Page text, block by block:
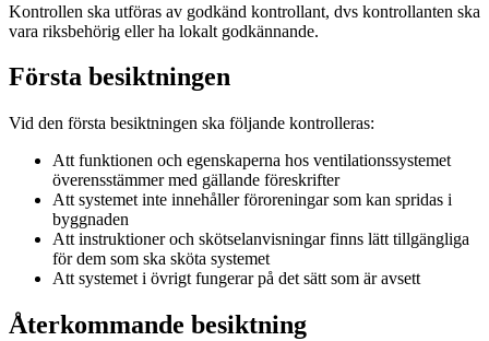
Kontrollen ska utföras av godkänd kontrollant, dvs kontrollanten ska
vara riksbehörig eller ha lokalt godkännande.
Första besiktningen
Vid den första besiktningen ska följande kontrolleras:
Att funktionen och egenskaperna hos ventilationssystemet
överensstämmer med gällande föreskrifter
Att systemet inte innehåller föroreningar som kan spridas i
byggnaden
Att instruktioner och skötselanvisningar finns lätt tillgängliga
för dem som ska sköta systemet
Att systemet i övrigt fungerar på det sätt som är avsett
Återkommande besiktning